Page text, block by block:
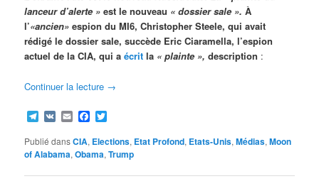
lanceur d’alerte » est le nouveau « dossier sale ». À
l’«ancien» espion du MI6, Christopher Steele, qui avait
rédigé le dossier sale, succède Eric Ciaramella, l’espion
actuel de la CIA, qui aécrit la « plainte »,description :
Continuer la lecture →
Telegram
VK EmailFacebook
Publié dansCIA, Elections, Etat Profond, Etats-Unis,Médias,Moon
of Alabama,Obama,Trump